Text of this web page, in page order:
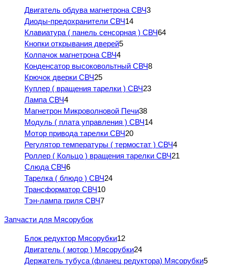
Двигатель обдува магнетрона СВЧ3
Диоды-предохранители СВЧ14
Клавиатура ( панель сенсорная ) СВЧ64
Кнопки открывания дверей5
Колпачок магнетрона СВЧ4
Конденсатор высоковольтный СВЧ8
Крючок дверки СВЧ25
Куплер ( вращения тарелки ) СВЧ23
Лампа СВЧ4
Магнетрон Микроволновой Печи38
Модуль ( плата управления ) СВЧ14
Мотор привода тарелки СВЧ20
Регулятор температуры ( термостат ) СВЧ4
Роллер ( Кольцо ) вращения тарелки СВЧ21
Слюда СВЧ6
Тарелка ( блюдо ) СВЧ24
Трансформатор СВЧ10
Тэн-лампа гриля СВЧ7
Запчасти для Мясорубок
Блок редуктор Мясорубки12
Двигатель ( мотор ) Мясорубки24
Держатель тубуса (фланец редуктора) Мясорубки5